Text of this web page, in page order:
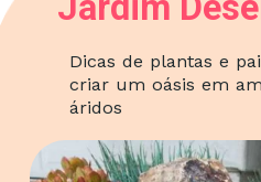
Dicas de plantas e
criar um oásis em
áridos